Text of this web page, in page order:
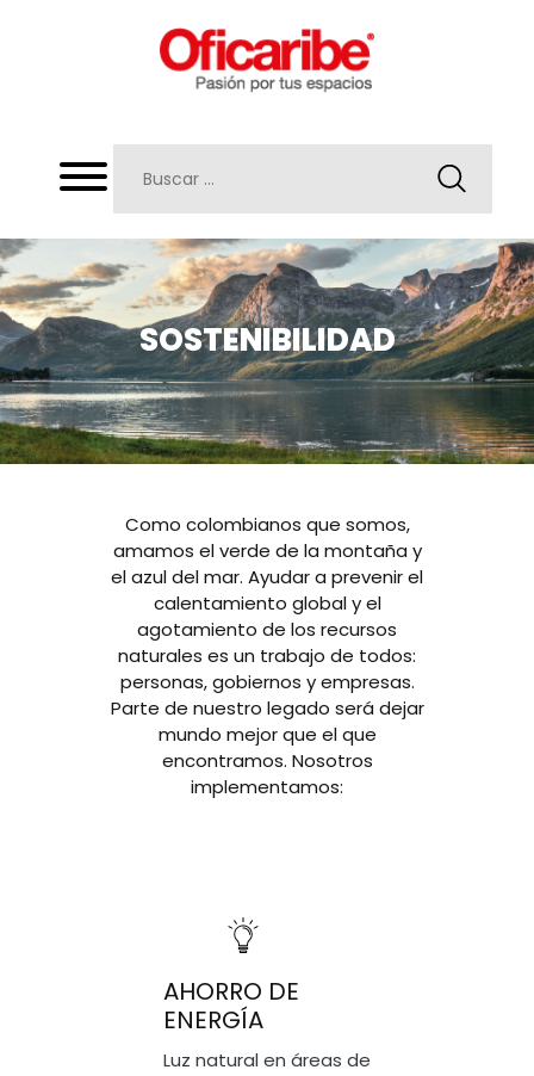
SOSTENIBILIDAD
Como colombianos que somos,
amamos el verde de la montaña y
el azul del mar. Ayudar a prevenir el
calentamiento global y el
agotamiento de los recursos
naturales es un trabajo de todos:
personas, gobiernos y empresas.
Parte de nuestro legado será dejar
mundo mejor que el que
encontramos. Nosotros
implementamos:
AHORRO DE
ENERGÍA
Luz natural en áreas de